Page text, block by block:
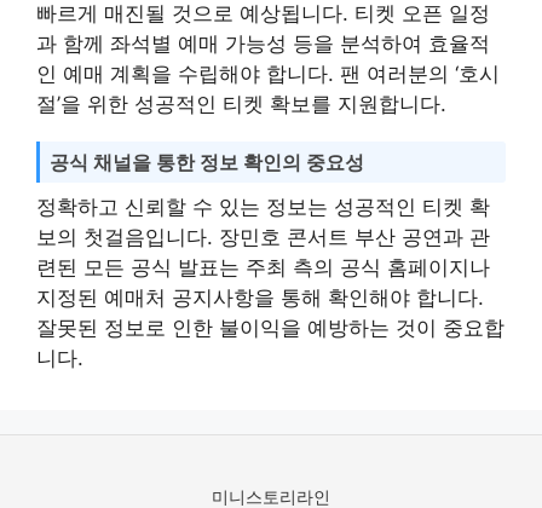
빠르게 매진될 것으로 예상됩니다. 티켓 오픈 일정
과 함께 좌석별 예매 가능성 등을 분석하여 효율적
인 예매 계획을 수립해야 합니다. 팬 여러분의 ‘호시
절’을 위한 성공적인 티켓 확보를 지원합니다.
공식 채널을 통한 정보 확인의 중요성
정확하고 신뢰할 수 있는 정보는 성공적인 티켓 확
보의 첫걸음입니다. 장민호 콘서트 부산 공연과 관
련된 모든 공식 발표는 주최 측의 공식 홈페이지나
지정된 예매처 공지사항을 통해 확인해야 합니다.
잘못된 정보로 인한 불이익을 예방하는 것이 중요합
니다.
미니스토리라인